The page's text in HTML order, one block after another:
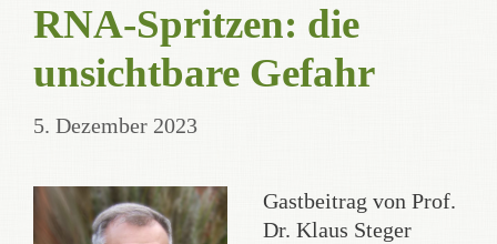
RNA-Spritzen: die
unsichtbare Gefahr
5. Dezember 2023
Gastbeitrag von Prof.
Dr. Klaus Steger